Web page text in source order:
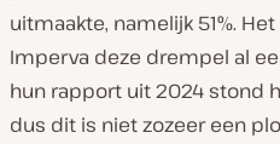
uitmaakte, namelijk 51%.
Imperva deze drempel al
hun rapport uit 2024 stond
dus dit is niet zozeer een